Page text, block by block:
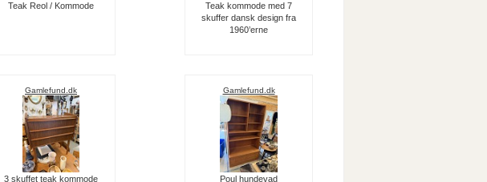
Teak Reol / Kommode
Teak kommode med 7
skuffer dansk design fra
1960’erne
Gamlefund.dk
3 skuffet teak kommode
Gamlefund.dk
Poul hundevad